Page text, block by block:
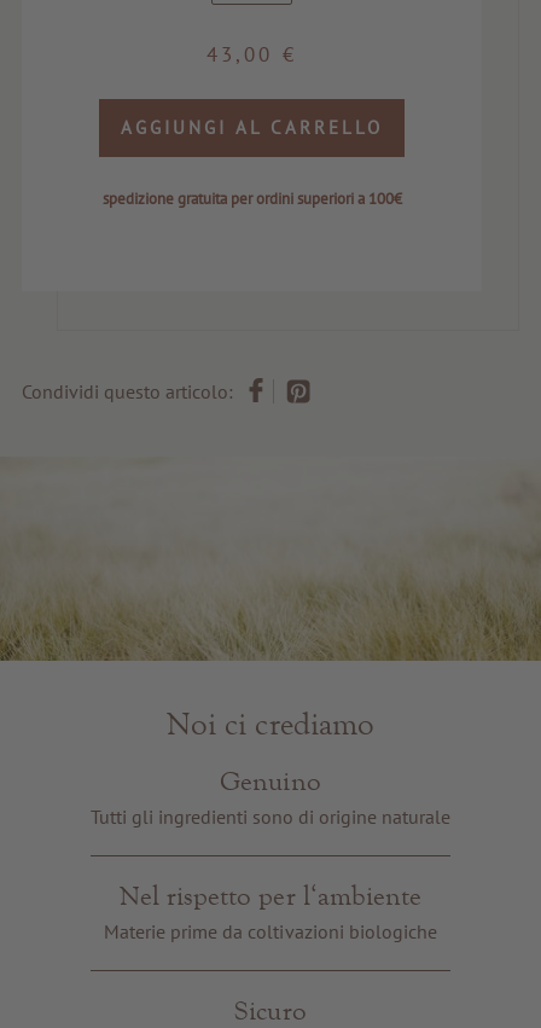
43,00 €
AGGIUNGI AL CARRELLO
spedizione gratuita per ordini superiori a 100€
Condividi questo articolo:
Noi ci crediamo
Genuino
Tutti gli ingredienti sono di origine naturale
Nel rispetto per l‘ambiente
Materie prime da coltivazioni biologiche
Sicuro